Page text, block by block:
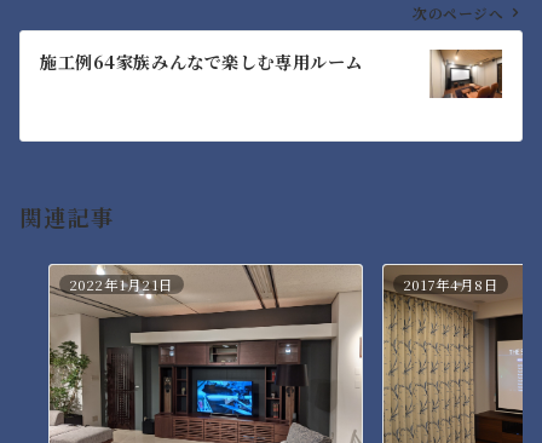
ン
次のページへ
施工例64家族みんなで楽しむ専用ルーム
関連記事
2022年1月21日 2017年4月8日